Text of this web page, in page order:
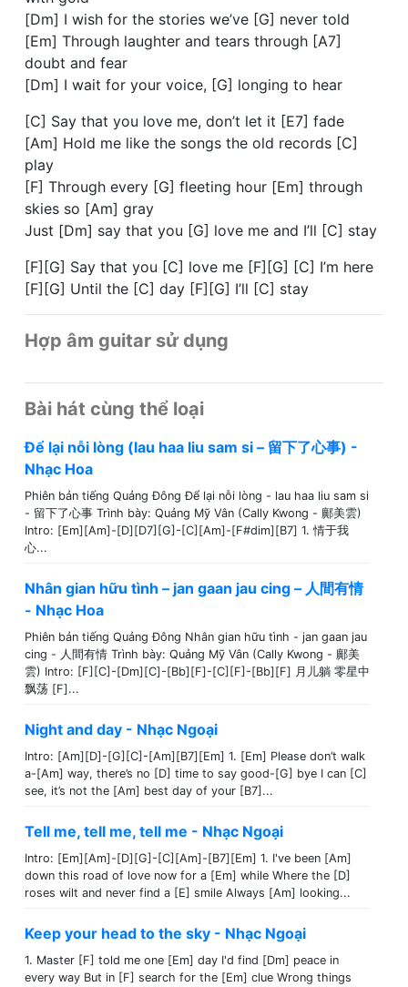
[Dm] I wish for the stories we’ve [G] never told
[Em] Through laughter and tears through [A7]
doubt and fear
[Dm] I wait for your voice, [G] longing to hear
[C] Say that you love me, don’t let it [E7] fade
[Am] Hold me like the songs the old records [C]
play
[F] Through every [G] fleeting hour [Em] through
skies so [Am] gray
Just [Dm] say that you [G] love me and I’ll [C] stay
[F][G] Say that you [C] love me [F][G] [C] I’m here
[F][G] Until the [C] day [F][G] I’ll [C] stay
Hợp âm guitar sử dụng
Bài hát cùng thể loại
Để lại nỗi lòng (lau haa liu sam si – 留下了心事) -
Nhạc Hoa
Phiên bản tiếng Quảng Đông Để lại nỗi lòng - lau haa liu sam si
- 留下了心事 Trình bày: Quảng Mỹ Vân (Cally Kwong - 鄺美雲)
Intro: [Em][Am]-[D][D7][G]-[C][Am]-[F#dim][B7] 1. 情于我
心...
Nhân gian hữu tình – jan gaan jau cing – 人間有情
- Nhạc Hoa
Phiên bản tiếng Quảng Đông Nhân gian hữu tình - jan gaan jau
cing - 人間有情 Trình bày: Quảng Mỹ Vân (Cally Kwong - 鄺美
雲) Intro: [F][C]-[Dm][C]-[Bb][F]-[C][F]-[Bb][F] 月儿躺 零星中
飘荡 [F]...
Night and day - Nhạc Ngoại
Intro: [Am][D]-[G][C]-[Am][B7][Em] 1. [Em] Please don’t walk
a-[Am] way, there’s no [D] time to say good-[G] bye I can [C]
see, it’s not the [Am] best day of your [B7]...
Tell me, tell me, tell me - Nhạc Ngoại
Intro: [Em][Am]-[D][G]-[C][Am]-[B7][Em] 1. I've been [Am]
down this road of love now for a [Em] while Where the [D]
roses wilt and never find a [E] smile Always [Am] looking...
Keep your head to the sky - Nhạc Ngoại
1. Master [F] told me one [Em] day I'd find [Dm] peace in
every way But in [F] search for the [Em] clue Wrong things